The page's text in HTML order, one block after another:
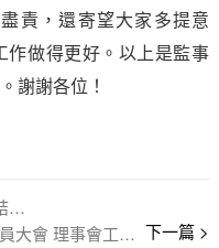
責，還寄望大家多提意
作做得更好。以上是監事
謝謝各位！
2023年度會員大會 會長總結報告
2023年度會員大會 理事會工作報告